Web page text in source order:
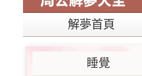
解夢首頁
睡覺